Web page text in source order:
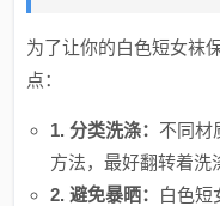
为了让你的白色短女袜
点：
1. 分类洗涤： 不同材
方法，最好翻转着洗
2. 避免暴晒：
白色短